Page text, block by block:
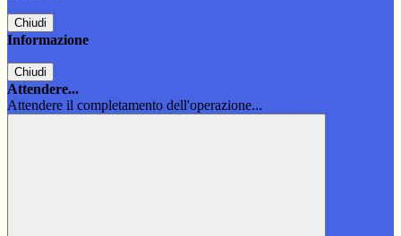
Chiudi
Informazione
Chiudi
Attendere...
Attendere il completamento dell'operazione...